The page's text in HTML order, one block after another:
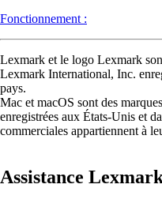
Fonctionnement :
Lexmark et le logo Lexmark
Lexmark International, Inc.
pays.
Mac et macOS sont des
enregistrées aux États-Unis et
commerciales appartiennent à
Assistance